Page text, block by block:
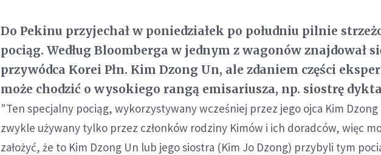
Do Pekinu przyjechał w poniedziałek po południu pilnie
pociąg. Według Bloomberga w jednym z wagonów znajdował
przywódca Korei Płn. Kim Dzong Un, ale zdaniem części
może chodzić o wysokiego rangą emisariusza, np. siostrę
"Ten specjalny pociąg, wykorzystywany wcześniej przez jego ojca Kim Dzong
zwykle używany tylko przez członków rodziny Kimów i ich doradców, więc
założyć, że to Kim Dzong Un lub jego siostra (Kim Jo Dzong) przybyli tym